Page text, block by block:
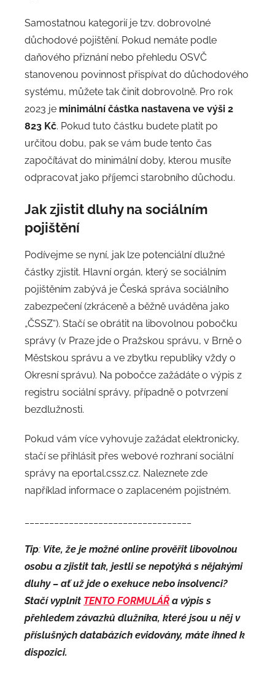
Samostatnou kategorií je tzv. dobrovolné
důchodové pojištění. Pokud nemáte podle
daňového přiznání nebo přehledu OSVČ
stanovenou povinnost přispívat do důchodového
systému, můžete tak činit dobrovolně. Pro rok
2023 je minimální částka nastavena ve výši 2
823 Kč. Pokud tuto částku budete platit po
určitou dobu, pak se vám bude tento čas
započítávat do minimální doby, kterou musíte
odpracovat jako příjemci starobního důchodu.
Jak zjistit dluhy na sociálním
pojištění
Podívejme se nyní, jak lze potenciální dlužné
částky zjistit. Hlavní orgán, který se sociálním
pojištěním zabývá je Česká správa sociálního
zabezpečení (zkráceně a běžně uváděna jako
„ČSSZ“). Stačí se obrátit na libovolnou pobočku
správy (v Praze jde o Pražskou správu, v Brně o
Městskou správu a ve zbytku republiky vždy o
Okresní správu). Na pobočce zažádáte o výpis z
registru sociální správy, případně o potvrzení
bezdlužnosti.
Pokud vám více vyhovuje zažádat elektronicky,
stačí se přihlásit přes webové rozhraní sociální
správy na eportal.cssz.cz. Naleznete zde
například informace o zaplaceném pojistném.
Tip: Víte, že je možné online prověřit libovolnou
osobu a zjistit tak, jestli se nepotýká s nějakými
dluhy – ať už jde o exekuce nebo insolvenci?
Stačí vyplnit TENTO FORMULÁŘ a výpis s
přehledem závazků dlužníka, které jsou u něj v
příslušných databázích evidovány, máte ihned k
dispozici.